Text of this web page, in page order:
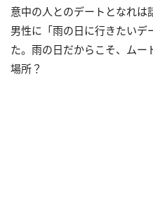
意中の人とのデートとなれ
男性に「雨の日に行きたいデ
た。雨の日だからこそ、ムー
場所？